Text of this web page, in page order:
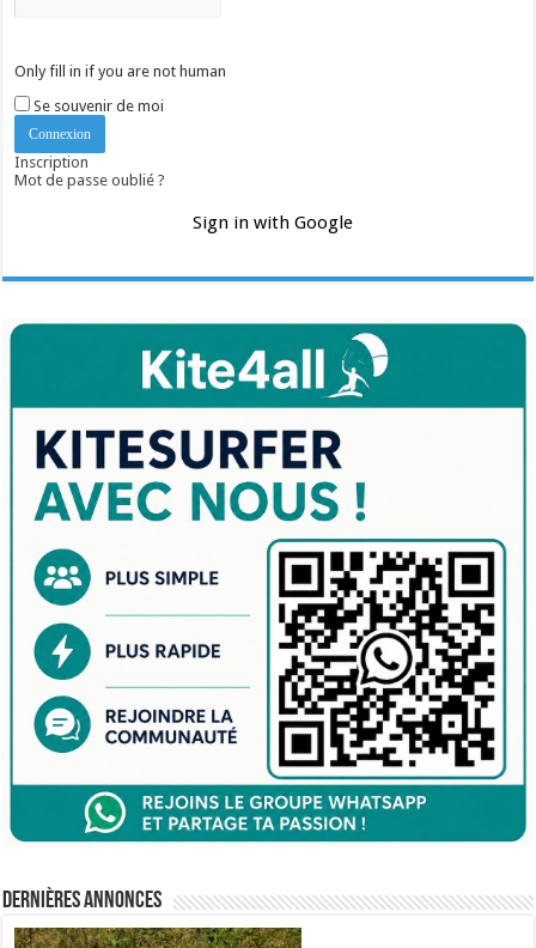
Only fill in if you are not human
Se souvenir de moi
Inscription
Mot de passe oublié ?
Sign in with Google
Dernières annonces